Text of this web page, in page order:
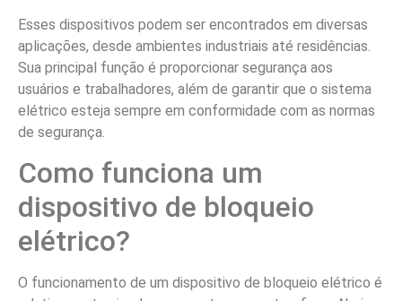
Esses dispositivos podem ser encontrados em diversas
aplicações, desde ambientes industriais até residências.
Sua principal função é proporcionar segurança aos
usuários e trabalhadores, além de garantir que o sistema
elétrico esteja sempre em conformidade com as normas
de segurança.
Como funciona um
dispositivo de bloqueio
elétrico?
O funcionamento de um dispositivo de bloqueio elétrico é